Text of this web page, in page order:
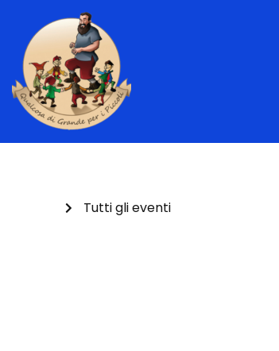
Tutti gli eventi